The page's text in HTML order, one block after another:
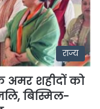
राज्य
अमर शहीदों को
बिस्मिल-